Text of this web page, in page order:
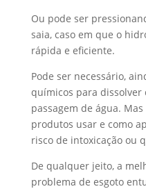
Ou pode ser
saia, caso em que o
rápida e eficiente.
Pode ser necessário,
químicos para
passagem de água.
produtos usar e como
risco de intoxicação ou
De qualquer jeito, a
problema de esgoto